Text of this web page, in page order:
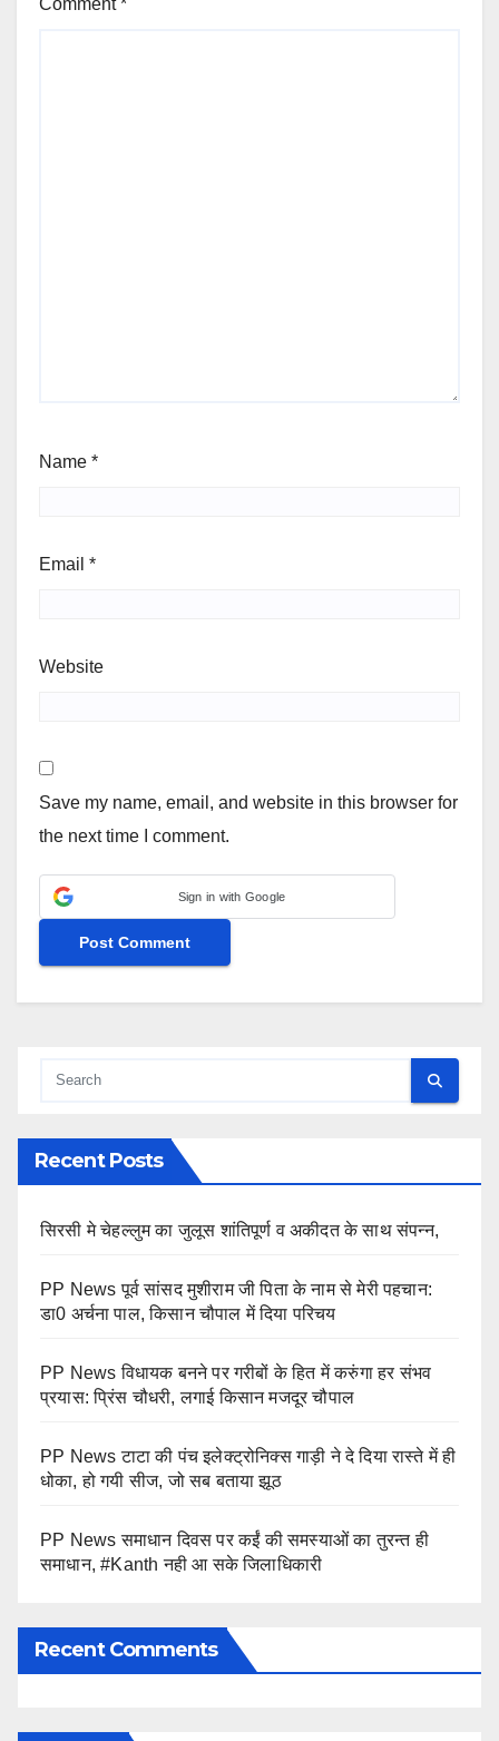
Comment *
Name *
Email *
Website
Save my name, email, and website in this browser for
the next time I comment.
Sign in with Google
Recent Posts
सिरसी मे चेहल्लुम का जुलूस शांतिपूर्ण व अकीदत के साथ संपन्न,
PP News पूर्व सांसद मुशीराम जी पिता के नाम से मेरी पहचान:
डा0 अर्चना पाल, किसान चौपाल में दिया परिचय
PP News विधायक बनने पर गरीबों के हित में करुंगा हर संभव
प्रयास: प्रिंस चौधरी, लगाई किसान मजदूर चौपाल
PP News टाटा की पंच इलेक्ट्रोनिक्स गाड़ी ने दे दिया रास्ते में ही
धोका, हो गयी सीज, जो सब बताया झूठ
PP News समाधान दिवस पर कईं की समस्याओं का तुरन्त ही
समाधान, #Kanth नही आ सके जिलाधिकारी
Recent Comments